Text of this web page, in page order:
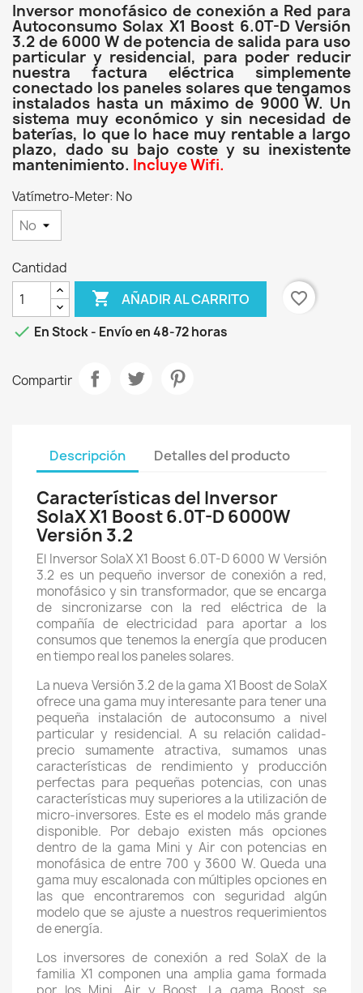
Inversor monofásico de conexión a Red para
Autoconsumo Solax X1 Boost 6.0T-D Versión
3.2 de 6000 W de potencia de salida para uso
particular y residencial, para poder reducir
nuestra factura eléctrica simplemente
conectado los paneles solares que tengamos
instalados hasta un máximo de 9000 W. Un
sistema muy económico y sin necesidad de
baterías, lo que lo hace muy rentable a largo
plazo, dado su bajo coste y su inexistente
mantenimiento. Incluye Wifi.
Vatímetro-Meter: No
Cantidad
 AÑADIR AL CARRITO
favorite_border
 En Stock - Envío en 48-72 horas
Compartir
Descripción Detalles del producto
Características del Inversor
SolaX X1 Boost 6.0T-D 6000W
Versión 3.2
El Inversor SolaX X1 Boost 6.0T-D 6000 W Versión
3.2 es un pequeño inversor de conexión a red,
monofásico y sin transformador, que se encarga
de sincronizarse con la red eléctrica de la
compañía de electricidad para aportar a los
consumos que tenemos la energía que producen
en tiempo real los paneles solares.
La nueva Versión 3.2 de la gama X1 Boost de SolaX
ofrece una gama muy interesante para tener una
pequeña instalación de autoconsumo a nivel
particular y residencial. A su relación calidad-
precio sumamente atractiva, sumamos unas
características de rendimiento y producción
perfectas para pequeñas potencias, con unas
características muy superiores a la utilización de
micro-inversores. Este es el modelo más grande
disponible. Por debajo existen más opciones
dentro de la gama Mini y Air con potencias en
monofásica de entre 700 y 3600 W. Queda una
gama muy escalonada con múltiples opciones en
las que encontraremos con seguridad algún
modelo que se ajuste a nuestros requerimientos
de energía.
Los inversores de conexión a red SolaX de la
familia X1 componen una amplia gama formada